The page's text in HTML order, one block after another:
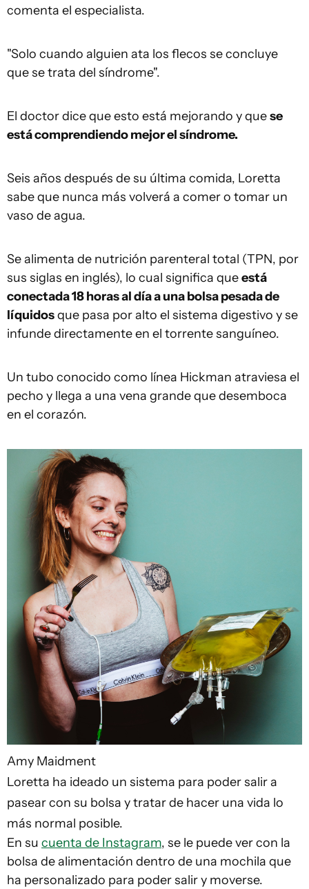
comenta el especialista.
"Solo cuando alguien ata los flecos se concluye
que se trata del síndrome".
El doctor dice que esto está mejorando y quese
está comprendiendo mejorel síndrome.
Seis años después de su última comida, Loretta
sabe que nunca más volverá a comer o tomar un
vaso de agua.
Se alimenta de nutrición parenteral total (TPN, por
sus siglas en inglés), lo cual significa queestá
conectada 18 horas al día a una bolsa pesada de
líquidosque pasa por alto el sistema digestivo y se
infunde directamente en el torrente sanguíneo.
Un tubo conocido como línea Hickman atraviesa el
pecho y llega a una vena grande que desemboca
en el corazón.
Amy Maidment
Loretta ha ideado un sistema para poder salir a
pasear con su bolsa y tratar de hacer una vida lo
más normal posible.
En su cuenta de Instagram, se le puede ver con la
bolsa de alimentación dentro de una mochila que
ha personalizado para poder salir y moverse.